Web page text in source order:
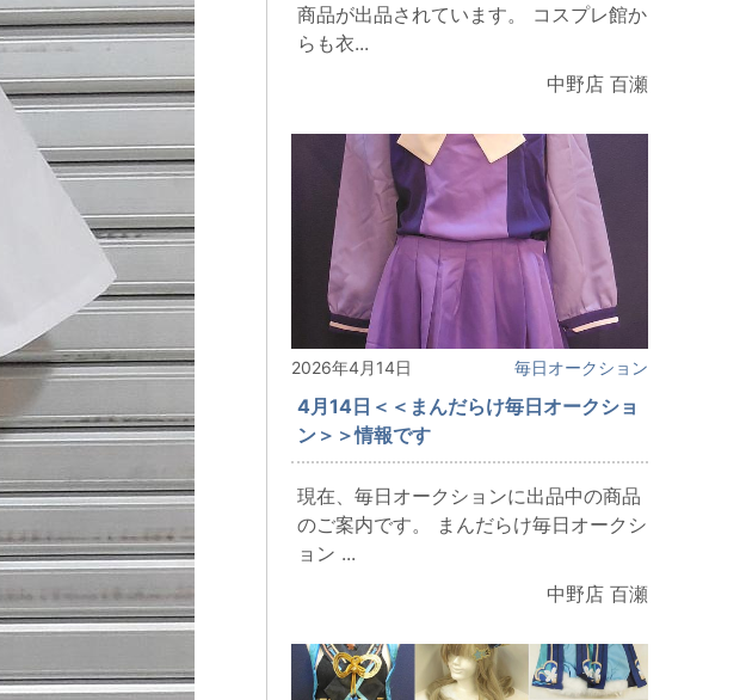
商品が出品されています。 コスプレ館か
らも衣...
中野店 百瀬
2026年4月14日 毎日オークション
4月14日＜＜まんだらけ毎日オークショ
ン＞＞情報です
現在、毎日オークションに出品中の商品
のご案内です。 まんだらけ毎日オークシ
ョン ...
中野店 百瀬